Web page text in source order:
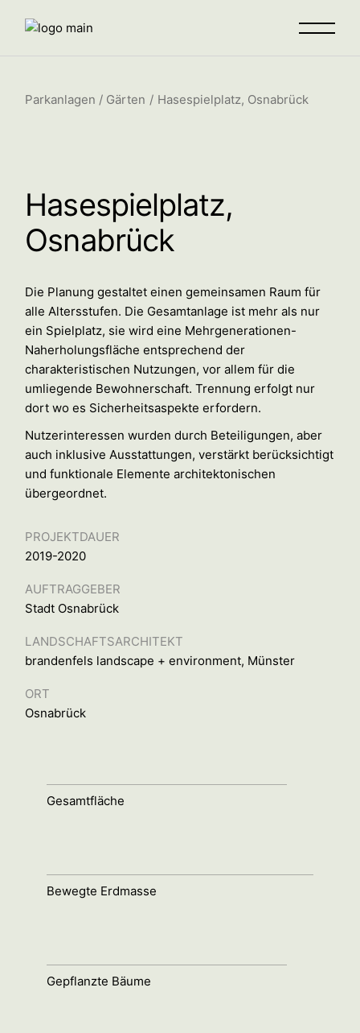
Parkanlagen / Gärten Hasespielplatz, Osnabrück
Hasespielplatz,
Osnabrück
Die Planung gestaltet einen gemeinsamen Raum für
alle Altersstufen. Die Gesamtanlage ist mehr als nur
ein Spielplatz, sie wird eine Mehrgenerationen-
Naherholungsfläche entsprechend der
charakteristischen Nutzungen, vor allem für die
umliegende Bewohnerschaft. Trennung erfolgt nur
dort wo es Sicherheitsaspekte erfordern.
Nutzerinteressen wurden durch Beteiligungen, aber
auch inklusive Ausstattungen, verstärkt berücksichtigt
und funktionale Elemente architektonischen
übergeordnet.
PROJEKTDAUER
2019-2020
AUFTRAGGEBER
Stadt Osnabrück
LANDSCHAFTSARCHITEKT
brandenfels landscape + environment, Münster
ORT
Osnabrück
Gesamtfläche
Bewegte Erdmasse
Gepflanzte Bäume